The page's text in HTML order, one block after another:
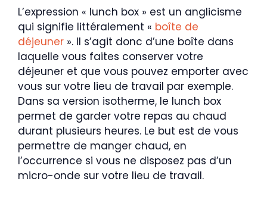
L’expression « lunch box » est un anglicisme
qui signifie littéralement « boîte de
déjeuner ». Il s’agit donc d’une boîte dans
laquelle vous faites conserver votre
déjeuner et que vous pouvez emporter avec
vous sur votre lieu de travail par exemple.
Dans sa version isotherme, le lunch box
permet de garder votre repas au chaud
durant plusieurs heures. Le but est de vous
permettre de manger chaud, en
l’occurrence si vous ne disposez pas d’un
micro-onde sur votre lieu de travail.